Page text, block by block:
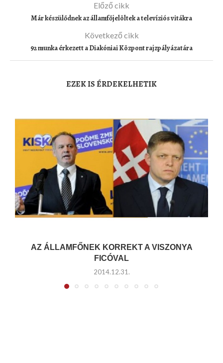
Előző cikk
Már készülődnek az államfőjelöltek a televíziós vitákra
Következő cikk
92 munka érkezett a Diakóniai Központ rajzpályázatára
EZEK IS ÉRDEKELHETIK
AZ ÁLLAMFŐNEK KORREKT A VISZONYA
FICÓVAL
2014.12.31.